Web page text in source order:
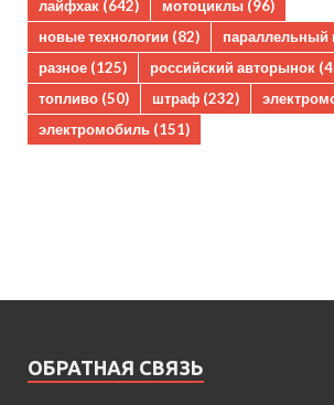
лайфхак (642) мотоциклы (96)
новые технологии (82) параллельный
разное (125) российский авторынок
топливо (50) штраф (232)
электромобиль (151)
ОБРАТНАЯ СВЯЗЬ